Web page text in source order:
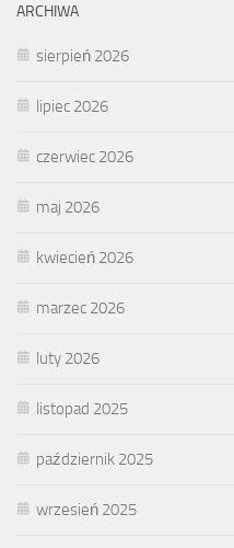
ARCHIWA
sierpień 2026
lipiec 2026
czerwiec 2026
maj 2026
kwiecień 2026
marzec 2026
luty 2026
listopad 2025
październik 2025
wrzesień 2025